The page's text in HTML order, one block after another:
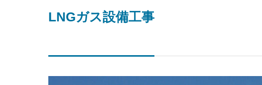
LNGガス設備工事